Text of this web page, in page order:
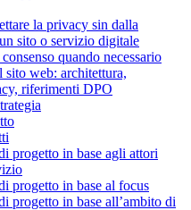
la privacy sin dalla
sito o servizio digitale
quando necessario
sito web: architettura,
riferimenti DPO
progetto in base agli attori
progetto in base al focus
progetto in base all’ambito di